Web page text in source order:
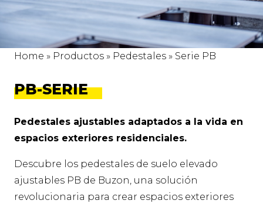
Home » Productos » Pedestales » Serie PB
PB-SERIE
Pedestales ajustables adaptados a la vida en
espacios exteriores residenciales.
Descubre los pedestales de suelo elevado
ajustables PB de Buzon, una solución
revolucionaria para crear espacios exteriores